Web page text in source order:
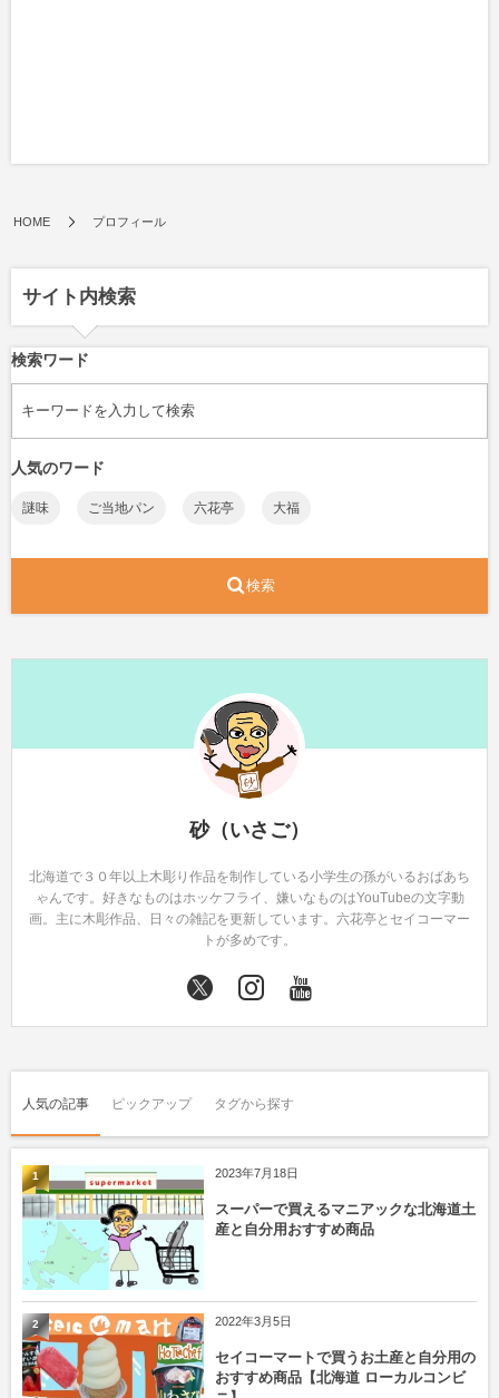
HOME プロフィール
サイト内検索
検索ワード
人気のワード
謎味 ご当地パン 六花亭 大福
検索
砂（いさご）
北海道で３０年以上木彫り作品を制作している小学生の孫がいるおばあち
ゃんです。好きなものはホッケフライ、嫌いなものはYouTubeの文字動
画。主に木彫作品、日々の雑記を更新しています。六花亭とセイコーマー
トが多めです。
人気の記事 ピックアップ タグから探す
2023年7月18日
スーパーで買えるマニアックな北海道土
産と自分用おすすめ商品
1
2022年3月5日
セイコーマートで買うお土産と自分用の
おすすめ商品【北海道 ローカルコンビ
2